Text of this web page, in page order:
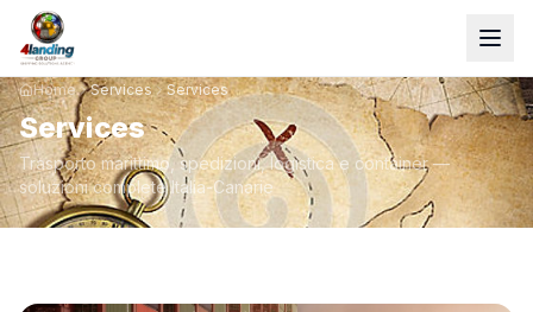
Home Services Services
Services
Trasporto marittimo, spedizioni, logistica e container —
soluzioni complete Italia-Canarie